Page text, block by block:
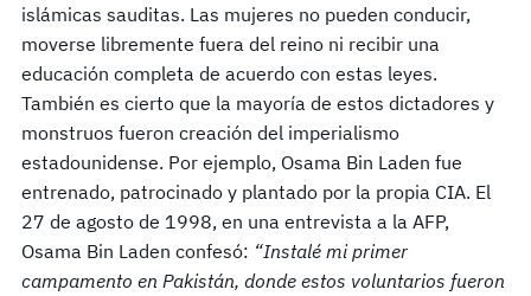
islámicas sauditas. Las mujeres no pueden conducir,
moverse libremente fuera del reino ni recibir una
educación completa de acuerdo con estas leyes.
También es cierto que la mayoría de estos dictadores y
monstruos fueron creación del imperialismo
estadounidense. Por ejemplo, Osama Bin Laden fue
entrenado, patrocinado y plantado por la propia CIA. El
27 de agosto de 1998, en una entrevista a la AFP,
Osama Bin Laden confesó: “Instalé mi primer
campamento en Pakistán, donde estos voluntarios fueron